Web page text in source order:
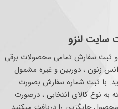
سایت لنزو
و ثبت سفارش تمامی محصولات برقی
زنون ، دوربین و غیره مشمول
با ثبت شماره سفارش بصورت
به نوع کالای انتخابی ، درصورت